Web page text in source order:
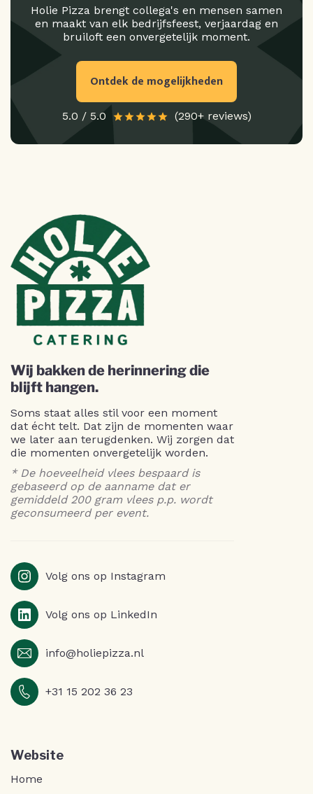
Holie Pizza brengt collega's en mensen samen
en maakt van elk bedrijfsfeest, verjaardag en
bruiloft een onvergetelijk moment.
Ontdek de mogelijkheden
5.0 / 5.0 (290+ reviews)
Wij bakken de herinnering die
blijft hangen.
Soms staat alles stil voor een moment
dat écht telt. Dat zijn de momenten waar
we later aan terugdenken. Wij zorgen dat
die momenten onvergetelijk worden.
* De hoeveelheid vlees bespaard is
gebaseerd op de aanname dat er
gemiddeld 200 gram vlees p.p. wordt
geconsumeerd per event.
Volg ons op Instagram
Volg ons op LinkedIn
info@holiepizza.nl
+31 15 202 36 23
Website
Home